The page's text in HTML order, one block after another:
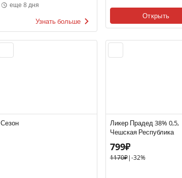
еще 8 дня
Узнать больше
Открыть
Сезон
Ликер Прадед 38% 0,5,
Чешская Республика
799₽
1170₽|-32%